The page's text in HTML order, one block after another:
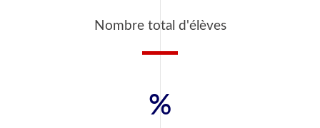
Nombre total d'élèves
%